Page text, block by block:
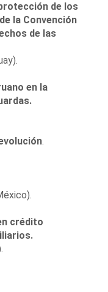
de los
la Convención
de las
en la
.
crédito